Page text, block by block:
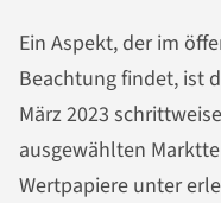
Ein Aspekt, der im
Beachtung findet, ist
März 2023
ausgewählten
Wertpapiere unter